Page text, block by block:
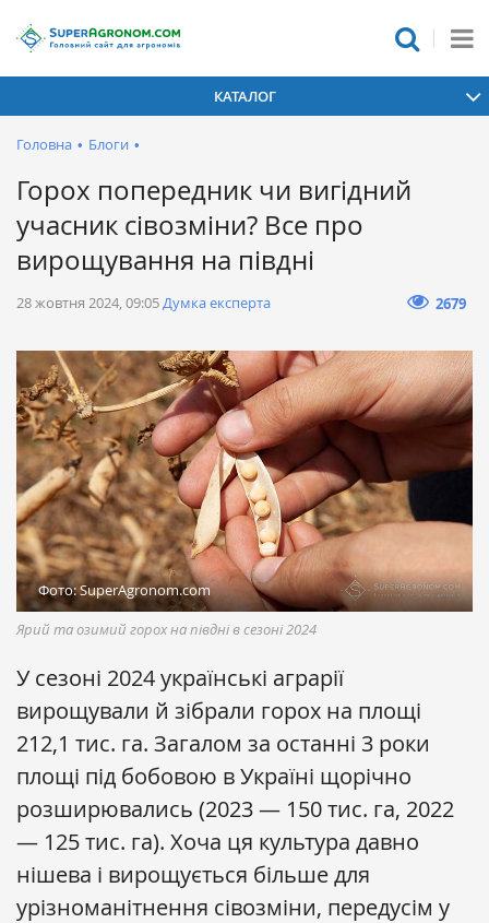
КАТАЛОГ
Головна • Блоги •
Горох попередник чи вигідний
учасник сівозміни? Все про
вирощування на півдні
28 жовтня 2024, 09:05Думка експерта 2679
Фото: SuperAgronom.com
Ярий та озимий горох на півдні в сезоні 2024
У сезоні 2024 українські аграрії
вирощували й зібрали горох на площі
212,1 тис. га. Загалом за останні 3 роки
площі під бобовою в Україні щорічно
розширювались (2023 — 150 тис. га, 2022
— 125 тис. га). Хоча ця культура давно
нішева і вирощується більше для
урізноманітнення сівозміни, передусім у